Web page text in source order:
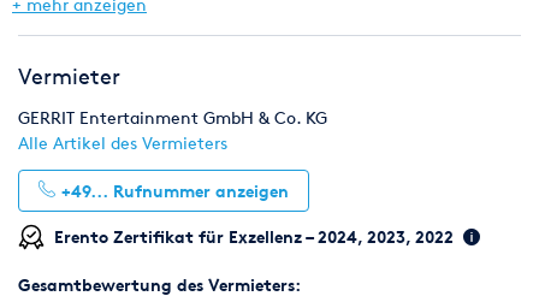
+ mehr anzeigen
Vermieter
GERRIT Entertainment GmbH & Co. KG
Alle Artikel des Vermieters
+49... Rufnummer anzeigen
Erento Zertifikat für Exzellenz – 2024, 2023, 2022
Gesamtbewertung des Vermieters: